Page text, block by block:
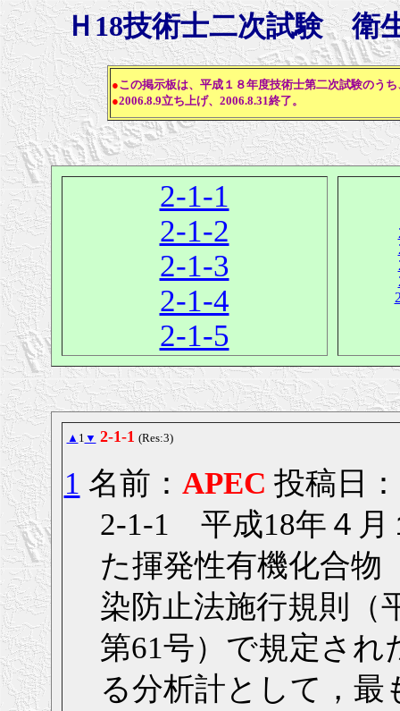
Ｈ18技術士二次試験 衛
●この掲示板は、平成１８年度技術士第二次試験のう
●2006.8.9立ち上げ、2006.8.31終了。
2-1-1
2-1-2
2-1-3
2-1-4
2-1-5
▲ 1 ▼ 2-1-1 (Res:3)
1 名前： APEC 投稿日
2-1-1 平成18年４月
た揮発性有機化合物
染防止法施行規則（
第61号）で規定さ
る分析計として，